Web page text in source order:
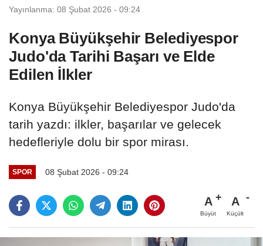
Yayınlanma: 08 Şubat 2026 - 09:24
Konya Büyükşehir Belediyespor
Judo'da Tarihi Başarı ve Elde
Edilen İlkler
Konya Büyükşehir Belediyespor Judo'da
tarih yazdı: ilkler, başarılar ve gelecek
hedefleriyle dolu bir spor mirası.
SPOR 08 Şubat 2026 - 09:24
A
Büyüt
A
Küçült